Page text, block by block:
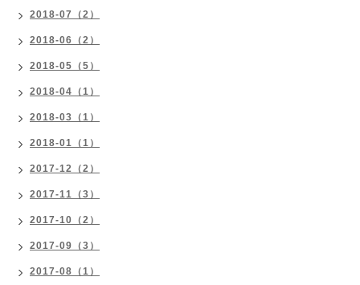
2018-07（2）
2018-06（2）
2018-05（5）
2018-04（1）
2018-03（1）
2018-01（1）
2017-12（2）
2017-11（3）
2017-10（2）
2017-09（3）
2017-08（1）